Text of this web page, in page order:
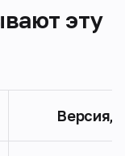
эту
Версия,